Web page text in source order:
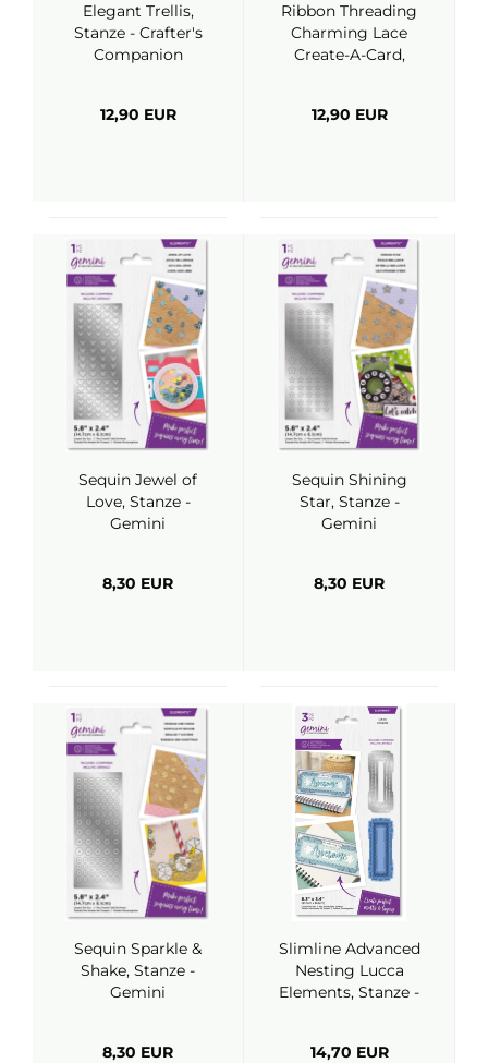
Elegant Trellis,
Stanze - Crafter's
Companion
12,90 EUR
Ribbon Threading
Charming Lace
Create-A-Card,
12,90 EUR
Sequin Jewel of
Love, Stanze -
Gemini
8,30 EUR
Sequin Shining
Star, Stanze -
Gemini
8,30 EUR
Sequin Sparkle &
Shake, Stanze -
Gemini
8,30 EUR
Slimline Advanced
Nesting Lucca
Elements, Stanze -
14,70 EUR